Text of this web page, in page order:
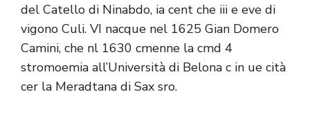
del Catello di Ninabdo, ia cent che iii e eve di
vigono Culi. VI nacque nel 1625 Gian Domero
Camini, che nl 1630 cmenne la cmd 4
stromoemia all’Università di Belona c in ue cità
cer la Meradtana di Sax sro.